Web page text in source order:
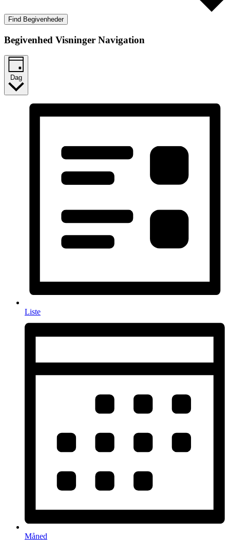
Find Begivenheder
Begivenhed Visninger Navigation
Dag
Liste
Måned